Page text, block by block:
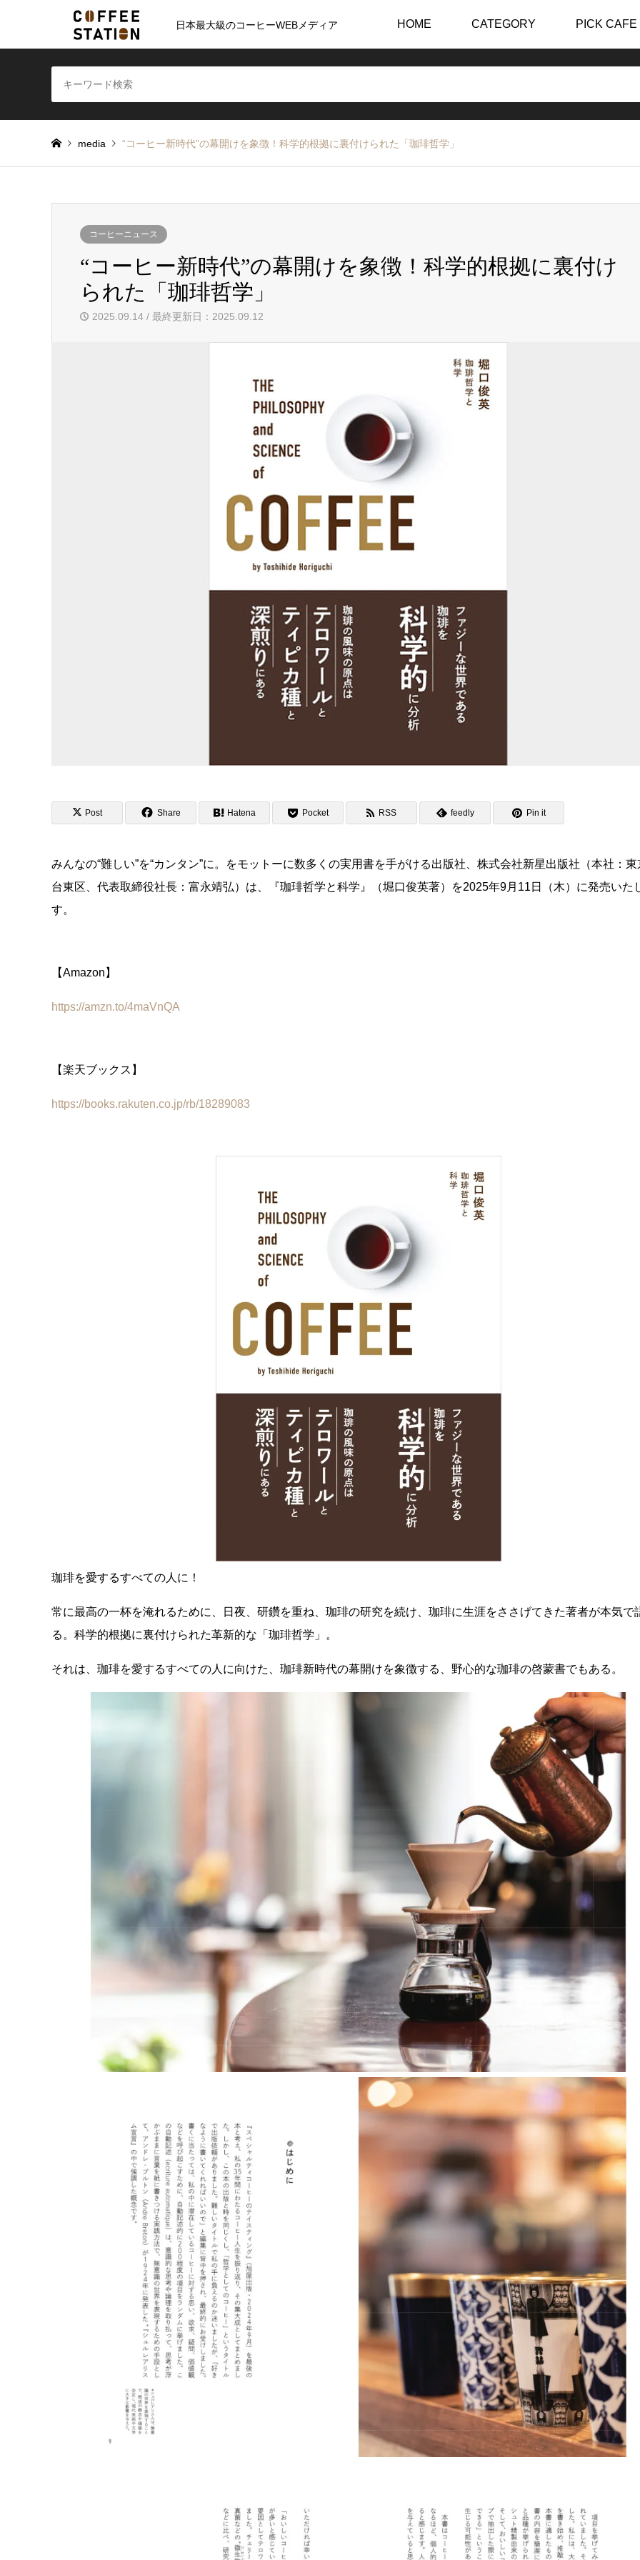
日本最大級のコーヒーWEBメディア HOME CATEGORY PICK CAFE
media “コーヒー新時代”の幕開けを象徴！科学的根拠に裏付けられた「珈琲哲学」
コーヒーニュース
“コーヒー新時代”の幕開けを象徴！科学的根拠に裏付け
られた「珈琲哲学」
2025.09.14 / 最終更新日：2025.09.12
Post Share Hatena Pocket RSS feedly Pin it
みんなの“難しい”を“カンタン”に。をモットーに数多くの実用書を手がける出版社、株式会社新星出版社（本社：東
台東区、代表取締役社長：富永靖弘）は、『珈琲哲学と科学』（堀口俊英著）を2025年9月11日（木）に発売いた
す。
【Amazon】
https://amzn.to/4maVnQA
【楽天ブックス】
https://books.rakuten.co.jp/rb/18289083
珈琲を愛するすべての人に！
常に最高の一杯を淹れるために、日夜、研鑽を重ね、珈琲の研究を続け、珈琲に生涯をささげてきた著者が本気で
る。科学的根拠に裏付けられた革新的な「珈琲哲学」。
それは、珈琲を愛するすべての人に向けた、珈琲新時代の幕開けを象徴する、野心的な珈琲の啓蒙書でもある。